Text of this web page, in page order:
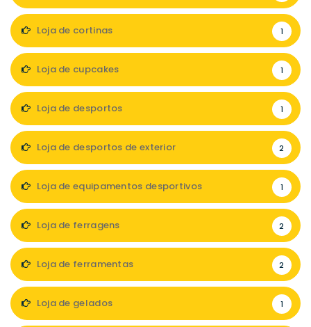
Loja de cortinas 1
Loja de cupcakes 1
Loja de desportos 1
Loja de desportos de exterior 2
Loja de equipamentos desportivos 1
Loja de ferragens 2
Loja de ferramentas 2
Loja de gelados 1